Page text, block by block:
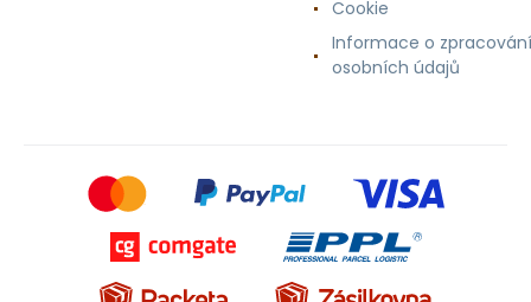
Cookie
Informace o zpracování
osobních údajů